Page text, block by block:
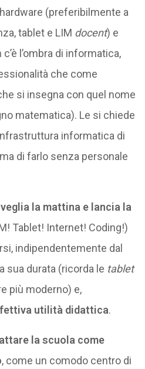
(preferibilmente a
tablet e LIM docent) e
l’ombra di informatica,
che come
si insegna con quel nome
matematica). Le si chiede
informatica di
di farlo senza personale
la mattina e lancia la
Tablet! Internet! Coding!)
indipendentemente dal
sua durata (ricorda le tablet
più moderno) e,
utilità didattica.
la scuola come
, come un comodo centro di